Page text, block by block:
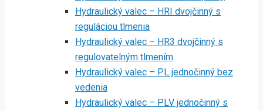
Hydraulický valec – HRI dvojčinný s
reguláciou tlmenia
Hydraulický valec – HR3 dvojčinný s
regulovatelným tlmením
Hydraulický valec – PL jednočinný bez
vedenia
Hydraulický valec – PLV jednočinný s